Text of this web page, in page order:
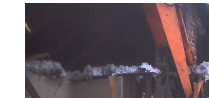
tháo dỡ nhà cũng ngày càng đóng vai trò quan
khách hàng, sang lấp mặt bằng để phục vụ công